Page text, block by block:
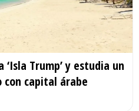
Trump’ y estudia un
capital árabe